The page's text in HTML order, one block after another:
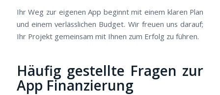
Ihr Weg zur eigenen App beginnt mit einem klaren Plan
und einem verlässlichen Budget. Wir freuen uns darauf;
Ihr Projekt gemeinsam mit Ihnen zum Erfolg zu führen.
Häufig gestellte Fragen zur
App Finanzierung